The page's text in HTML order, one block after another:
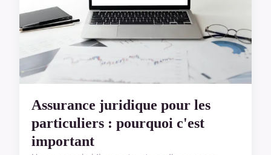
Assurance juridique pour les
particuliers : pourquoi c'est
important